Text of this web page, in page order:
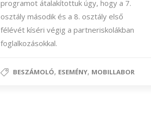
programot átalakítottuk úgy, hogy a 7.
osztály második és a 8. osztály első
félévét kíséri végig a partneriskolákban
foglalkozásokkal.
BESZÁMOLÓ, ESEMÉNY, MOBILLABOR